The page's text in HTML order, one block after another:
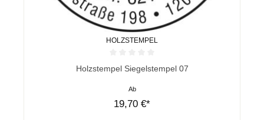
HOLZSTEMPEL
Durchschnittliche Bewertung von 0 von 5 Sternen
Holzstempel Siegelstempel 07
Ab
19,70 €*